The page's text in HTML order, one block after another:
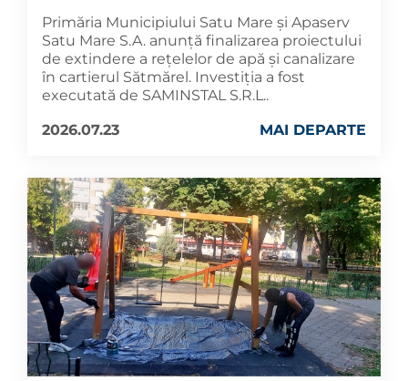
Primăria Municipiului Satu Mare și Apaserv
Satu Mare S.A. anunță finalizarea proiectului
de extindere a rețelelor de apă și canalizare
în cartierul Sătmărel. Investiția a fost
executată de SAMINSTAL S.R.L..
2026.07.23
MAI DEPARTE